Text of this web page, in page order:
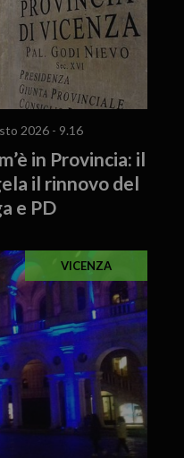
2026 - 9.16
in Provincia: il
il rinnovo del
e PD
VICENZA